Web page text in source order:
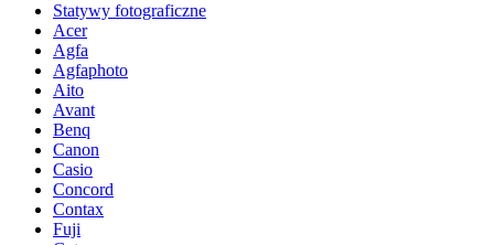
Statywy fotograficzne
Acer
Agfa
Agfaphoto
Aito
Avant
Benq
Canon
Casio
Concord
Contax
Fuji